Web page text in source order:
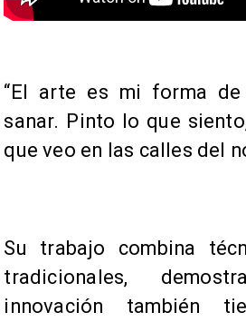
“El arte es mi forma
sanar. Pinto lo que
que veo en las calles del
Su trabajo combina
tradicionales,
innovación también